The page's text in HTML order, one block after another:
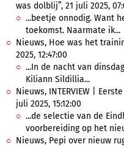
was dolblij”, 21 juli 2025,
...beetje onnodig. Want
toekomst. Naarmate ik...
Nieuws, Hoe was het
2025, 12:47:00
...In de nacht van
Kiliann Sildillia...
Nieuws, INTERVIEW |
juli 2025, 15:12:00
...de selectie van de
voorbereiding op het
Nieuws, Pepi over nieuw